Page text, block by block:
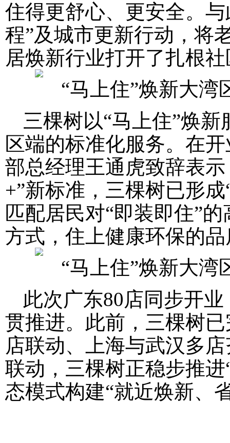
住得更舒心、更安全。
程”及城市更新行动，将
居焕新行业打开了扎根
三棵树以“马上住”焕
区端的标准化服务。在
部总经理王通虎致辞表
+”新标准，三棵树已形
匹配居民对“即装即住”
方式，住上健康环保的品
此次广东80店同步开
贯推进。此前，三棵树
店联动、上海与武汉多
联动，三棵树正稳步推
态模式构建“就近焕新、